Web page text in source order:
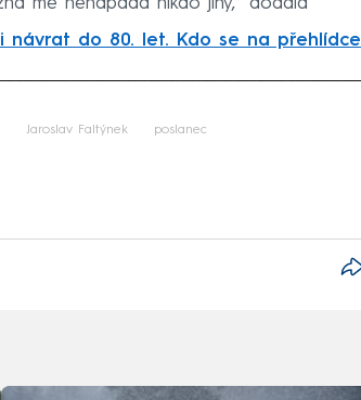
mě nenapadá nikdo jiný,“ dodala
návrat do 80. let. Kdo se na přehlídce
Jaroslav Faltýnek poslanec